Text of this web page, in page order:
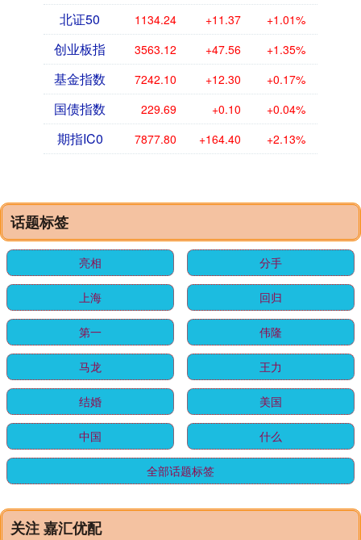
北证50 1134.24 +11.37 +1.01%
创业板指 3563.12 +47.56 +1.35%
基金指数 7242.10 +12.30 +0.17%
国债指数 229.69 +0.10 +0.04%
期指IC0 7877.80 +164.40 +2.13%
话题标签
亮相 分手
上海 回归
第一 伟隆
马龙 王力
结婚 美国
中国 什么
全部话题标签
关注 嘉汇优配